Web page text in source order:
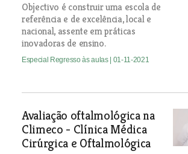
Objectivo é construir uma escola de
referência e de excelência, local e
nacional, assente em práticas
inovadoras de ensino.
Especial Regresso às aulas | 01-11-2021
Avaliação oftalmológica na
Climeco - Clínica Médica
Cirúrgica e Oftalmológica